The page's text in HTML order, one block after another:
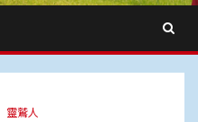
靈鷲人